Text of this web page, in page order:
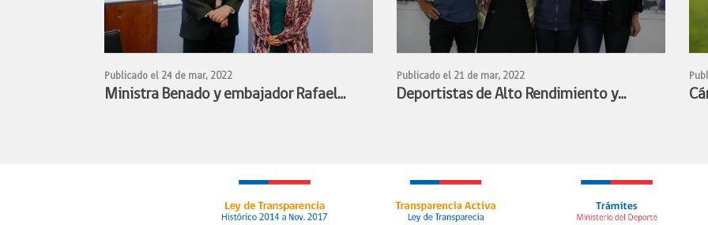
Publicado el 24 de mar, 2022
Ministra Benado y embajador Rafael
Publicado el 21 de mar, 2022
Deportistas de Alto Rendimiento y
alto rendimiento